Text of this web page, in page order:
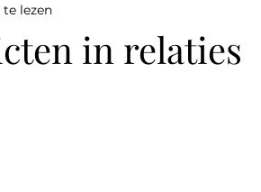
in relaties
lezen